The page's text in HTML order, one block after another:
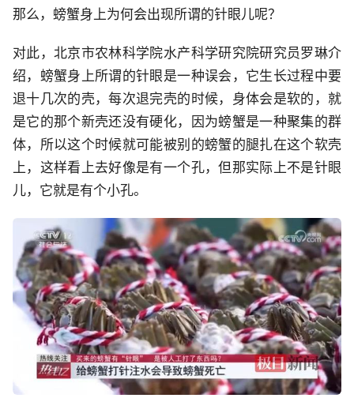
那么，螃蟹身上为何会出现所谓的针眼儿呢？
对此，北京市农林科学院水产科学研究院研究员罗琳介
绍，螃蟹身上所谓的针眼是一种误会，它生长过程中要
退十几次的壳，每次退完壳的时候，身体会是软的，就
是它的那个新壳还没有硬化，因为螃蟹是一种聚集的群
体，所以这个时候就可能被别的螃蟹的腿扎在这个软壳
上，这样看上去好像是有一个孔，但那实际上不是针眼
儿，它就是有个小孔。